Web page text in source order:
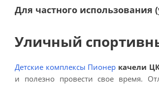
Для частного
Уличный
Детские комплексы Пионер качели
и полезно провести свое время.